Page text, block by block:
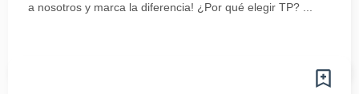
a nosotros y marca la diferencia! ¿Por qué elegir TP? ...